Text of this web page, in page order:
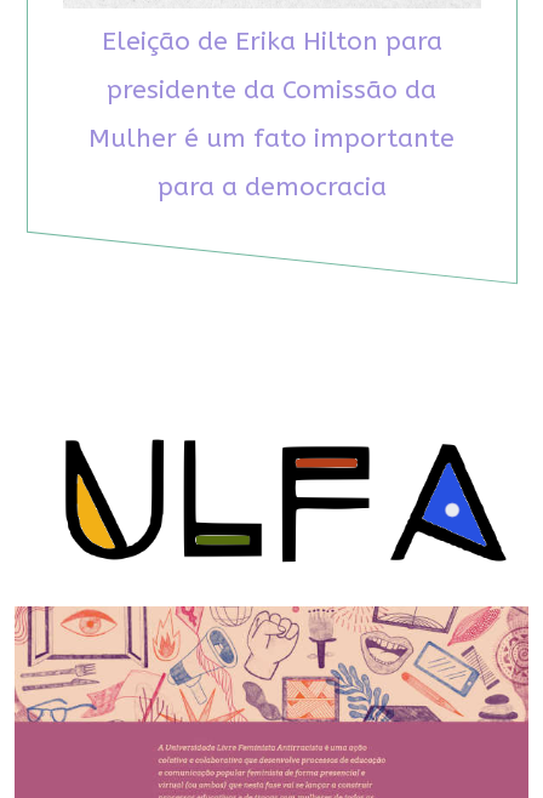
Eleição de Erika Hilton para
presidente da Comissão da
Mulher é um fato importante
para a democracia